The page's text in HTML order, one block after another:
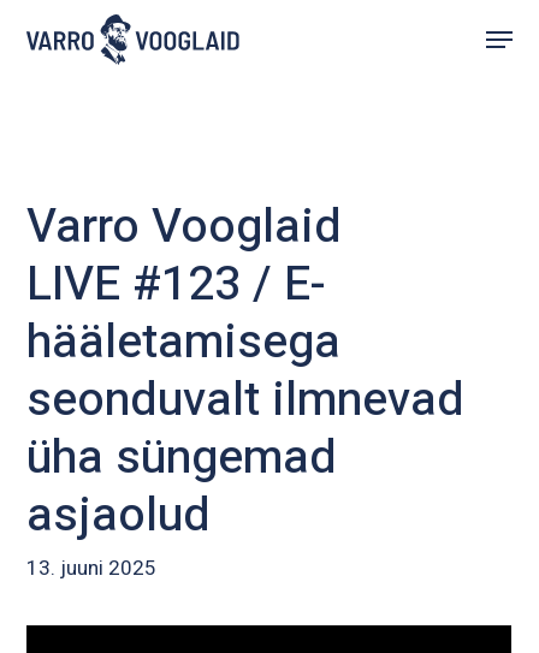
Menu
Varro Vooglaid
LIVE #123 / E-
hääletamisega
seonduvalt ilmnevad
üha süngemad
asjaolud
13. juuni 2025